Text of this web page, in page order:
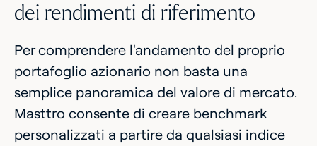
dei rendimenti di riferimento
Per comprendere l'andamento del proprio
portafoglio azionario non basta una
semplice panoramica del valore di mercato.
Masttro consente di creare benchmark
personalizzati a partire da qualsiasi indice